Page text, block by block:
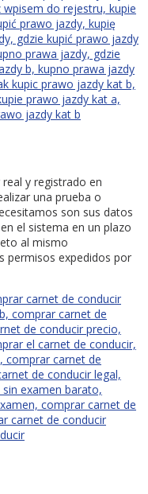
do rejestru, kupie
prawo jazdy, kupię
gdzie kupić prawo jazdy
prawa jazdy, gdzie
b, kupno prawa jazdy
kupic prawo jazdy kat b,
prawo jazdy kat a,
jazdy kat b
y registrado en
una prueba o
son sus datos
el sistema en un plazo
al mismo
permisos expedidos por
carnet de conducir
comprar carnet de
de conducir precio,
el carnet de conducir,
comprar carnet de
de conducir legal,
examen barato,
comprar carnet de
carnet de conducir